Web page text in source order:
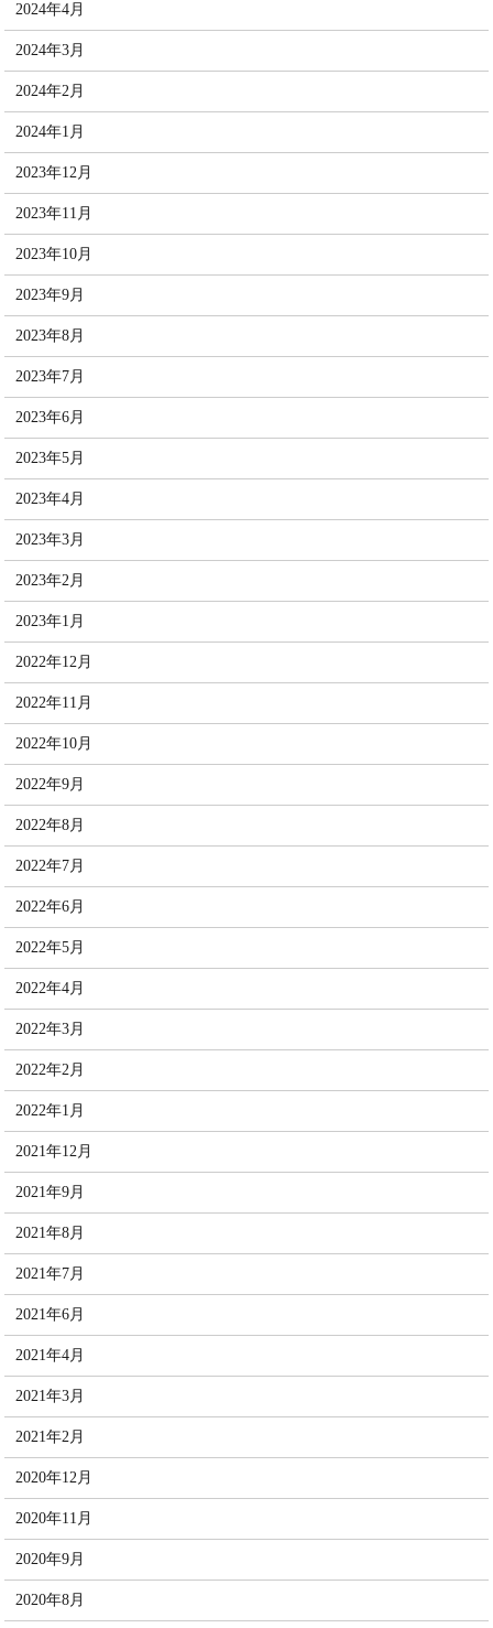
2024年4月
2024年3月
2024年2月
2024年1月
2023年12月
2023年11月
2023年10月
2023年9月
2023年8月
2023年7月
2023年6月
2023年5月
2023年4月
2023年3月
2023年2月
2023年1月
2022年12月
2022年11月
2022年10月
2022年9月
2022年8月
2022年7月
2022年6月
2022年5月
2022年4月
2022年3月
2022年2月
2022年1月
2021年12月
2021年9月
2021年8月
2021年7月
2021年6月
2021年4月
2021年3月
2021年2月
2020年12月
2020年11月
2020年9月
2020年8月